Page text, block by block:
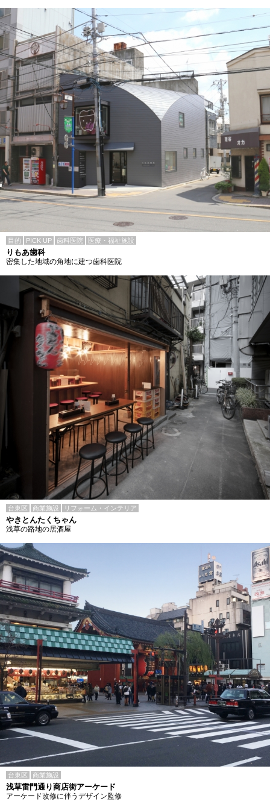
目的 PICK UP 歯科医院 医療・福祉施設
りもあ歯科
密集した地域の角地に建つ歯科医院
台東区 商業施設 リフォーム・インテリア
やきとんたくちゃん
浅草の路地の居酒屋
台東区 商業施設
浅草雷門通り商店街アーケード
アーケード改修に伴うデザイン監修